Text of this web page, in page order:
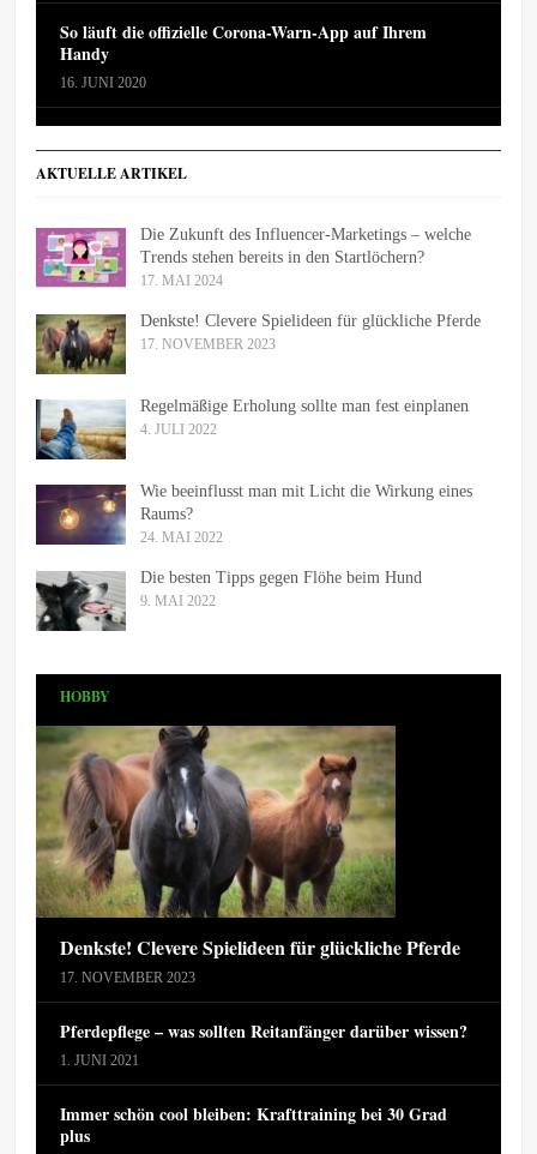
So läuft die offizielle Corona-Warn-App auf Ihrem
Handy
16. JUNI 2020
AKTUELLE ARTIKEL
Die Zukunft des Influencer-Marketings – welche
Trends stehen bereits in den Startlöchern?
17. MAI 2024
Denkste! Clevere Spielideen für glückliche Pferde
17. NOVEMBER 2023
Regelmäßige Erholung sollte man fest einplanen
4. JULI 2022
Wie beeinflusst man mit Licht die Wirkung eines
Raums?
24. MAI 2022
Die besten Tipps gegen Flöhe beim Hund
9. MAI 2022
HOBBY
Denkste! Clevere Spielideen für glückliche Pferde
17. NOVEMBER 2023
Pferdepflege – was sollten Reitanfänger darüber wissen?
1. JUNI 2021
Immer schön cool bleiben: Krafttraining bei 30 Grad
plus